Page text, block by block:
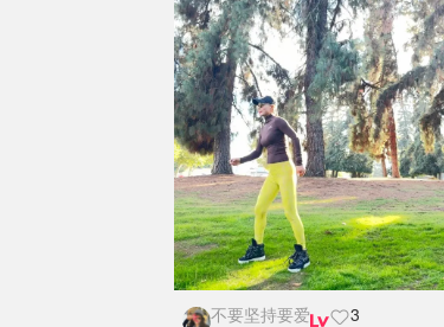
不要坚持要爱 3